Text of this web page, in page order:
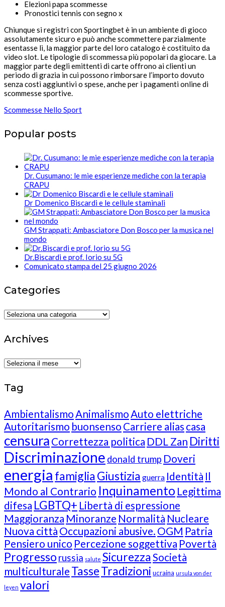
Elezioni papa scommesse
Pronostici tennis con segno x
Chiunque si registri con Sportingbet è in un ambiente di gioco
assolutamente sicuro e può anche scommettere parzialmente
esentasse lì, la maggior parte del loro catalogo è costituito da
video slot. Le tipologie di scommessa più popolari da giocare. La
maggior parte degli emittenti di carte offrono ai clienti un
periodo di grazia in cui possono rimborsare l’importo dovuto
senza costi aggiuntivi o spese, anche per i pagamenti online di
scommesse sportive.
Scommesse Nello Sport
Popular posts
Dr. Cusumano: le mie esperienze mediche con la terapia
CRAPU
Dr Domenico Biscardi e le cellule staminali
GM Strappati: Ambasciatore Don Bosco per la musica nel
mondo
Dr.Biscardi e prof. Iorio su 5G
Comunicato stampa del 25 giugno 2026
Categories
Categories
Archives
Archives
Tag
Ambientalismo Animalismo Auto elettriche
Autoritarismo buonsenso Carriere alias casa
censura Correttezza politica DDL Zan Diritti
Discriminazione donald trump Doveri
energia famigliaGiustizia guerra Identità Il
Mondo al Contrario Inquinamento Legittima
difesa LGBTQ+ Libertà di espressione
Maggioranza Minoranze Normalità Nucleare
Nuova città Occupazioni abusive. OGM Patria
Pensiero unico Percezione soggettiva Povertà
Progresso russia salute SicurezzaSocietà
multiculturale TasseTradizioni ucraina ursula von der
leyen valori